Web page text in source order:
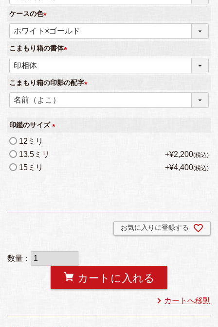
必
ケースの色
(
必
須
こまもり箱の書体
必
須
こまもり箱の印影の配字
必
須
印鑑のサイズ
12ミリ
13.5ミリ
+¥2,200 税込
15ミリ +¥4,400 税込
お気に入りに登録する
カートに入れる
カートへ移動